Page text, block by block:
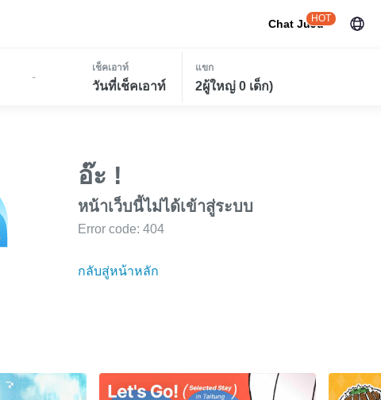
Chat JuJu
HOT
-
เช็คเอาท์
วันที่เช็คเอาท์
แขก
2ผู้ใหญ่ 0 เด็ก)
อ๊ะ !
หน้าเว็บนี้ไม่ได้เข้าสู่ระบบ
Error code: 404
กลับสู่หน้าหลัก